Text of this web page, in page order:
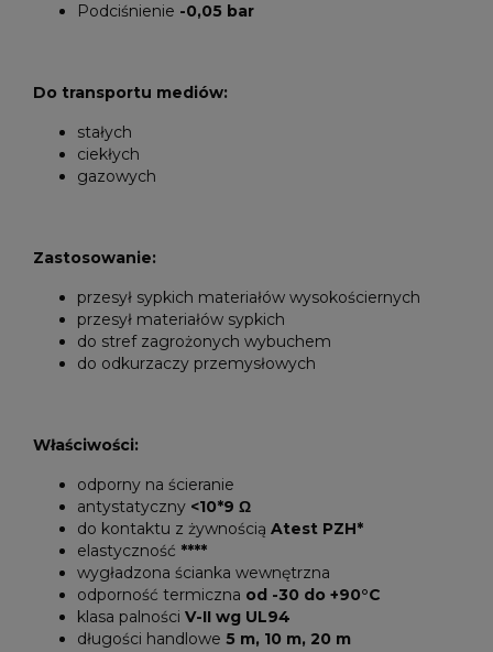
Podciśnienie -0,05 bar
Do transportu mediów:
stałych
ciekłych
gazowych
Zastosowanie:
przesył sypkich materiałów wysokościernych
przesył materiałów sypkich
do stref zagrożonych wybuchem
do odkurzaczy przemysłowych
Właściwości:
odporny na ścieranie
antystatyczny <10*9 Ω
do kontaktu z żywnością Atest PZH*
elastyczność ****
wygładzona ścianka wewnętrzna
odporność termiczna od -30 do +90°C
klasa palności V-II wg UL94
długości handlowe 5 m, 10 m, 20 m